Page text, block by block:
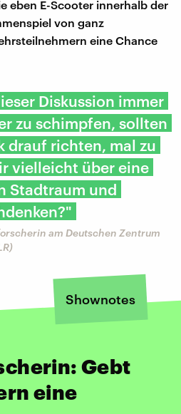
eben E-Scooter innerhalb der
von ganz
eine Chance
Diskussion immer
zu schimpfen, sollten
drauf richten, mal zu
vielleicht über eine
Stadtraum und
am Deutschen Zentrum
Shownotes
Gebt
eine